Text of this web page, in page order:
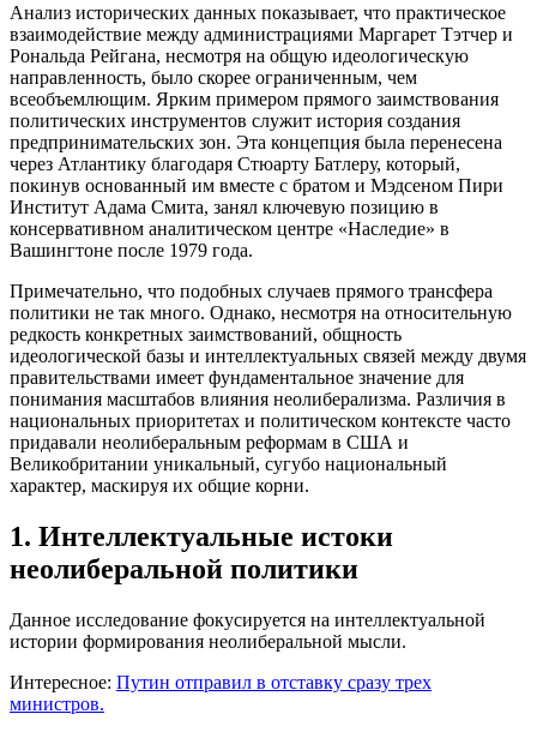
Анализ исторических данных показывает, что практическое
взаимодействие между администрациями Маргарет Тэтчер и
Рональда Рейгана, несмотря на общую идеологическую
направленность, было скорее ограниченным, чем
всеобъемлющим. Ярким примером прямого заимствования
политических инструментов служит история создания
предпринимательских зон. Эта концепция была перенесена
через Атлантику благодаря Стюарту Батлеру, который,
покинув основанный им вместе с братом и Мэдсеном Пири
Институт Адама Смита, занял ключевую позицию в
консервативном аналитическом центре «Наследие» в
Вашингтоне после 1979 года.
Примечательно, что подобных случаев прямого трансфера
политики не так много. Однако, несмотря на относительную
редкость конкретных заимствований, общность
идеологической базы и интеллектуальных связей между двумя
правительствами имеет фундаментальное значение для
понимания масштабов влияния неолиберализма. Различия в
национальных приоритетах и политическом контексте часто
придавали неолиберальным реформам в США и
Великобритании уникальный, сугубо национальный
характер, маскируя их общие корни.
1. Интеллектуальные истоки
неолиберальной политики
Данное исследование фокусируется на интеллектуальной
истории формирования неолиберальной мысли.
Интересное: Путин отправил в отставку сразу трех
министров.